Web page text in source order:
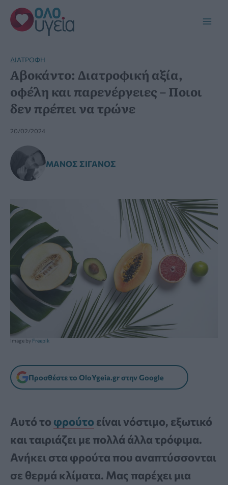
Μετάβαση
στο
περιεχόμενο
ΔΙΑΤΡΟΦΉ
Αβοκάντο: Διατροφική αξία,
οφέλη και παρενέργειες – Ποιοι
δεν πρέπει να τρώνε
20/02/2024
ΜΆΝΟΣ ΣΙΓΑΝΌΣ
Image by Freepik
Προσθέστε το OloYgeia.gr στην Google
Αυτό το φρούτο είναι νόστιμο, εξωτικό
και ταιριάζει με πολλά άλλα τρόφιμα.
Ανήκει στα φρούτα που αναπτύσσονται
σε θερμά κλίματα. Μας παρέχει μια